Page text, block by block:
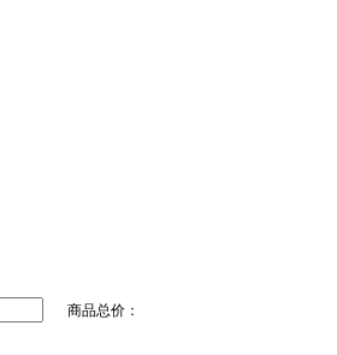
商品总价：